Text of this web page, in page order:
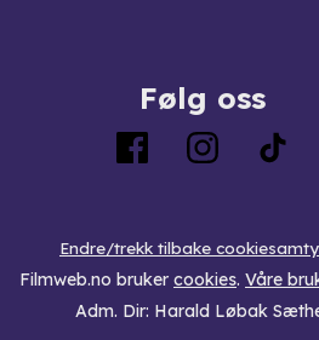
Følg oss
Endre/trekk tilbake
Filmweb.no bruker cookies. Våre
Adm. Dir: Harald Løbak